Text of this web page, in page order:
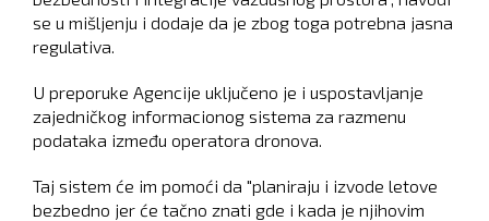
se u mišljenju i dodaje da je zbog toga potrebna jasna
regulativa.
U preporuke Agencije uključeno je i uspostavljanje
zajedničkog informacionog sistema za razmenu
podataka između operatora dronova.
Taj sistem će im pomoći da "planiraju i izvode letove
bezbedno jer će tačno znati gde i kada je njihovim